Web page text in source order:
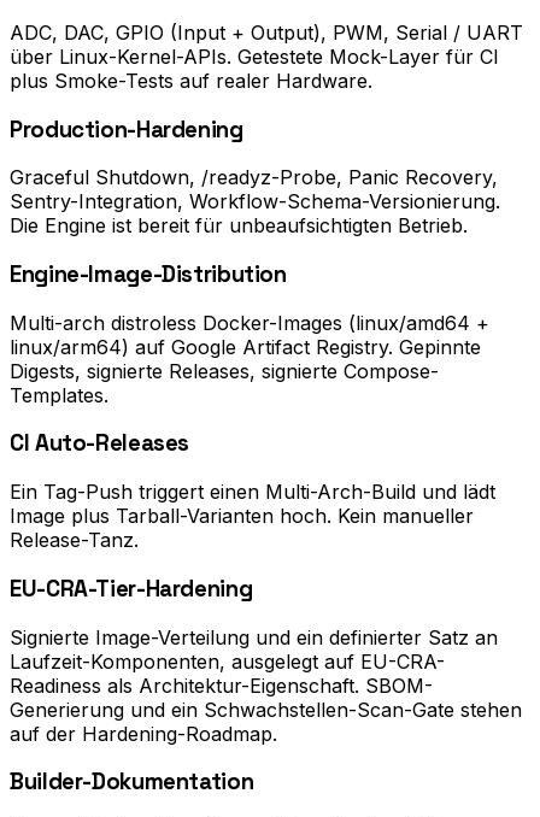
ADC, DAC, GPIO (Input + Output), PWM, Serial / UART
über Linux-Kernel-APIs. Getestete Mock-Layer für CI
plus Smoke-Tests auf realer Hardware.
Production-Hardening
Graceful Shutdown, /readyz-Probe, Panic Recovery,
Sentry-Integration, Workflow-Schema-Versionierung.
Die Engine ist bereit für unbeaufsichtigten Betrieb.
Engine-Image-Distribution
Multi-arch distroless Docker-Images (linux/amd64 +
linux/arm64) auf Google Artifact Registry. Gepinnte
Digests, signierte Releases, signierte Compose-
Templates.
CI Auto-Releases
Ein Tag-Push triggert einen Multi-Arch-Build und lädt
Image plus Tarball-Varianten hoch. Kein manueller
Release-Tanz.
EU-CRA-Tier-Hardening
Signierte Image-Verteilung und ein definierter Satz an
Laufzeit-Komponenten, ausgelegt auf EU-CRA-
Readiness als Architektur-Eigenschaft. SBOM-
Generierung und ein Schwachstellen-Scan-Gate stehen
auf der Hardening-Roadmap.
Builder-Dokumentation